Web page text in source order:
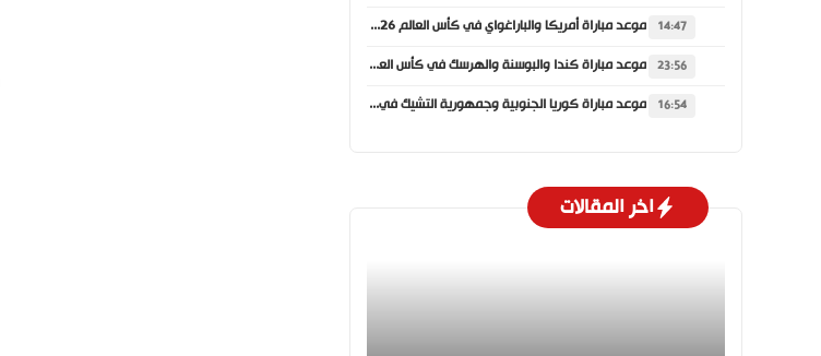
14:47 موعد مباراة أمريكا والباراغواي في كأس العالم 2026 والقنوات الناقلة
23:56 موعد مباراة كندا والبوسنة والهرسك في كأس العالم 2026 والقنوات الناقلة
16:54 موعد مباراة كوريا الجنوبية وجمهورية التشيك في كأس العالم 2026 والقنوات الناقلة
اخر المقالات